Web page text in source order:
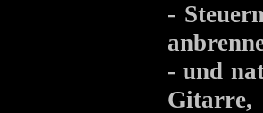
-
- und
Gitarre,